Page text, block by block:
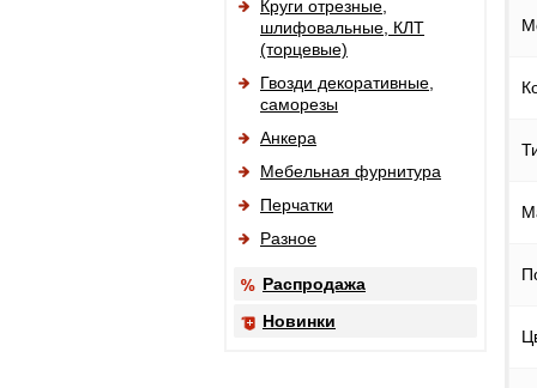
Круги отрезные,
шлифовальные, КЛТ
(торцевые)
Гвозди декоративные,
саморезы
Анкера
Мебельная фурнитура
Перчатки
Разное
Распродажа
Новинки